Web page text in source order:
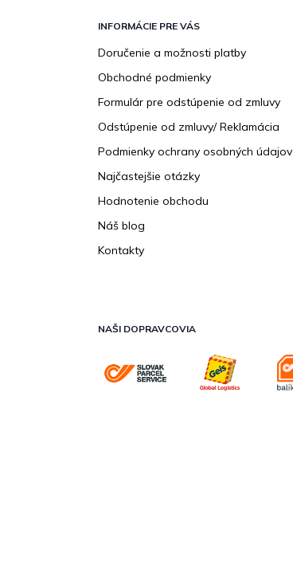
INFORMÁCIE PRE VÁS
Doručenie a možnosti platby
Obchodné podmienky
Formulár pre odstúpenie od zmluvy
Odstúpenie od zmluvy/ Reklamácia
Podmienky ochrany osobných údajov
Najčastejšie otázky
Hodnotenie obchodu
Náš blog
Kontakty
NAŠI DOPRAVCOVIA